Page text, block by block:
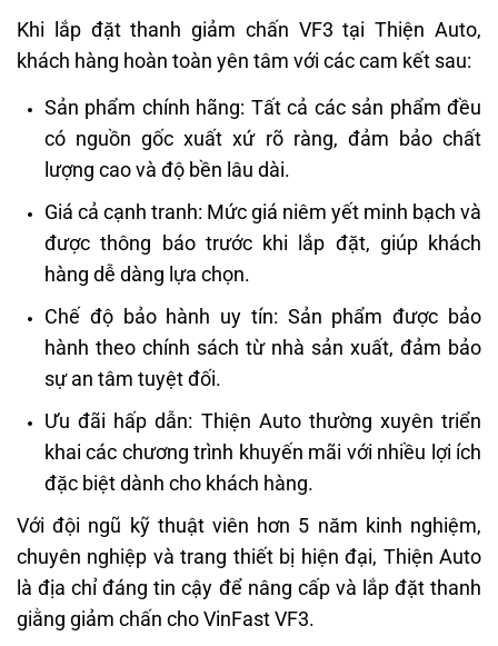
Khi lắp đặt thanh giảm chấn VF3 tại Thiện Auto,
khách hàng hoàn toàn yên tâm với các cam kết sau:
Sản phẩm chính hãng: Tất cả các sản phẩm đều
có nguồn gốc xuất xứ rõ ràng, đảm bảo chất
lượng cao và độ bền lâu dài.
Giá cả cạnh tranh: Mức giá niêm yết minh bạch và
được thông báo trước khi lắp đặt, giúp khách
hàng dễ dàng lựa chọn.
Chế độ bảo hành uy tín: Sản phẩm được bảo
hành theo chính sách từ nhà sản xuất, đảm bảo
sự an tâm tuyệt đối.
Ưu đãi hấp dẫn: Thiện Auto thường xuyên triển
khai các chương trình khuyến mãi với nhiều lợi ích
đặc biệt dành cho khách hàng.
Với đội ngũ kỹ thuật viên hơn 5 năm kinh nghiệm,
chuyên nghiệp và trang thiết bị hiện đại, Thiện Auto
là địa chỉ đáng tin cậy để nâng cấp và lắp đặt thanh
giằng giảm chấn cho VinFast VF3.